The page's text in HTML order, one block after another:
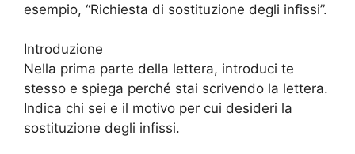
esempio, “Richiesta di sostituzione degli infissi”.
Introduzione
Nella prima parte della lettera, introduci te
stesso e spiega perché stai scrivendo la lettera.
Indica chi sei e il motivo per cui desideri la
sostituzione degli infissi.